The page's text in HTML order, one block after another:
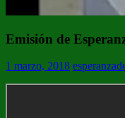
Emisión de
1 marzo, 2018